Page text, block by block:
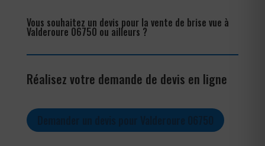
Vous souhaitez un devis pour la vente de brise vue à
Valderoure 06750 ou ailleurs ?
Réalisez votre demande de devis en ligne